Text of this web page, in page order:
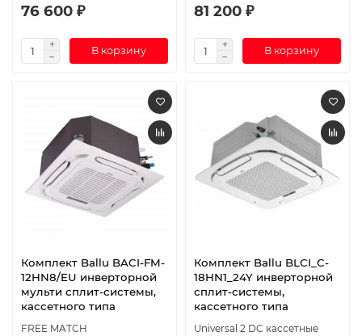
76 600 ₽
В корзину
81 200 ₽
В корзину
Комплект Ballu BACI-FM-
12HN8/EU инверторной
мульти сплит-системы,
кассетного типа
FREE MATCH
Комплект Ballu BLCI_C-
18HN1_24Y инверторной
сплит-системы,
кассетного типа
Universal 2 DC кассетные